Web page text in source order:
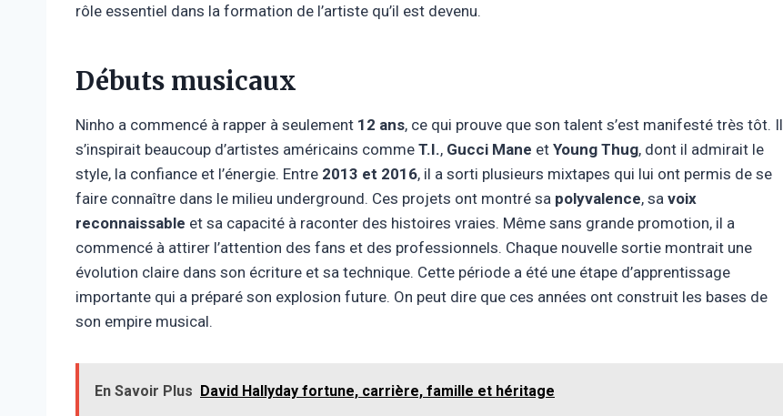
rôle essentiel dans la formation de l’artiste qu’il est devenu.
Débuts musicaux
Ninho a commencé à rapper à seulement 12 ans, ce qui prouve que son talent s’est manifesté très tôt. Il
s’inspirait beaucoup d’artistes américains comme T.I., Gucci Mane et Young Thug, dont il admirait le
style, la confiance et l’énergie. Entre 2013 et 2016, il a sorti plusieurs mixtapes qui lui ont permis de se
faire connaître dans le milieu underground. Ces projets ont montré sa polyvalence, sa voix
reconnaissable et sa capacité à raconter des histoires vraies. Même sans grande promotion, il a
commencé à attirer l’attention des fans et des professionnels. Chaque nouvelle sortie montrait une
évolution claire dans son écriture et sa technique. Cette période a été une étape d’apprentissage
importante qui a préparé son explosion future. On peut dire que ces années ont construit les bases de
son empire musical.
En Savoir Plus David Hallyday fortune, carrière, famille et héritage